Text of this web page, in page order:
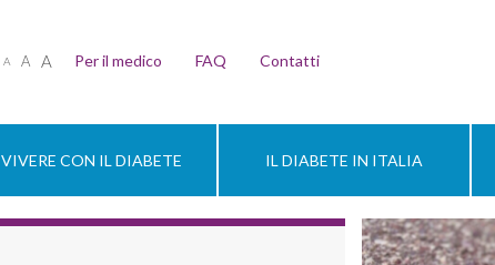
A A A Per il medico FAQ Contatti
VIVERE CON IL DIABETE IL DIABETE IN ITALIA